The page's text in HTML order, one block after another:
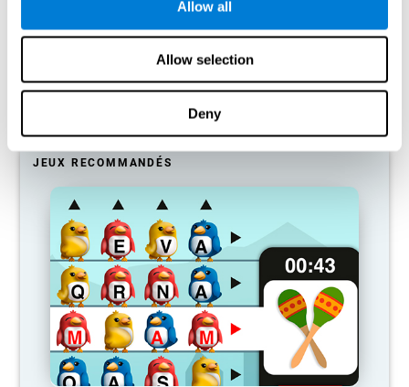
Allow all
Allow selection
Deny
éliminant les connexions inutilisées. Si une compétence cognitive
n'est pas utilisée normalement, le cerveau ne fournit pas de
ressources pour ce schéma d'activation neuronale, qui devient
donc de plus en plus faible. Si nous n'entraînons pas cette
JEUX RECOMMANDÉS